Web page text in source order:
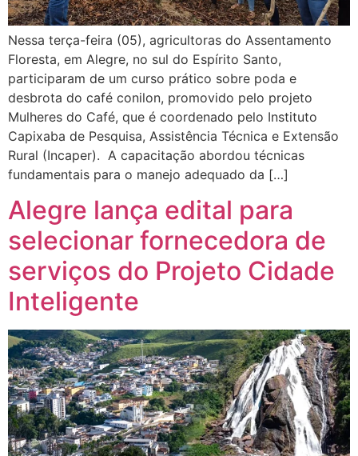
Nessa terça-feira (05), agricultoras do Assentamento
Floresta, em Alegre, no sul do Espírito Santo,
participaram de um curso prático sobre poda e
desbrota do café conilon, promovido pelo projeto
Mulheres do Café, que é coordenado pelo Instituto
Capixaba de Pesquisa, Assistência Técnica e Extensão
Rural (Incaper). A capacitação abordou técnicas
fundamentais para o manejo adequado da […]
Alegre lança edital para
selecionar fornecedora de
serviços do Projeto Cidade
Inteligente